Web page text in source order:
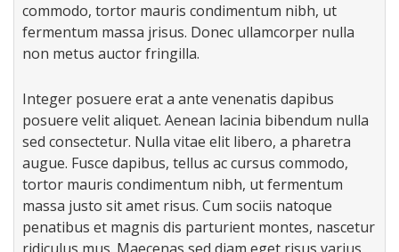
commodo, tortor mauris condimentum nibh, ut
fermentum massa jrisus. Donec ullamcorper nulla
non metus auctor fringilla.
Integer posuere erat a ante venenatis dapibus
posuere velit aliquet. Aenean lacinia bibendum nulla
sed consectetur. Nulla vitae elit libero, a pharetra
augue. Fusce dapibus, tellus ac cursus commodo,
tortor mauris condimentum nibh, ut fermentum
massa justo sit amet risus. Cum sociis natoque
penatibus et magnis dis parturient montes, nascetur